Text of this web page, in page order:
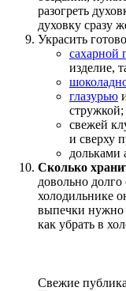
разогреть
духовку сразу
Украсить
сахарной
изделие,
глазурью
стружкой;
свежей
и сверху
дольками
Сколько
довольно
холодильнике
выпечки нужно
как убрать в
Свежие